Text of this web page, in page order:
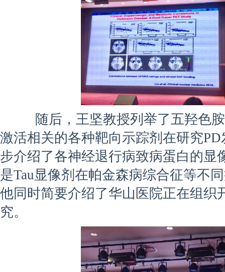
随后，王坚教授列举了五羟色胺
激活相关的各种靶向示踪剂在研究
步介绍了各神经退行病致病蛋白的显
是Tau显像剂在帕金森病综合征等不
他同时简要介绍了华山医院正在组织
究。